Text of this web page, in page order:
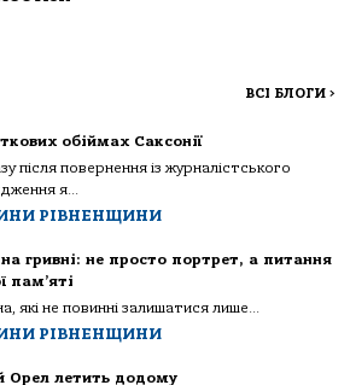
ВСІ БЛОГИ >
обіймах Саксонії
після повернення із журналістського
я...
РІВНЕНЩИНИ
гривні: не просто портрет, а питання
пам’яті
які не повинні залишатися лише...
РІВНЕНЩИНИ
Орел летить додому